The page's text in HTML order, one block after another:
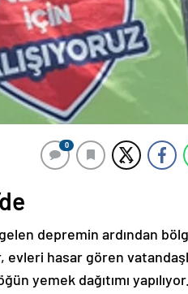
0
depremin ardından
hasar gören
yemek dağıtımı yapılıyor.